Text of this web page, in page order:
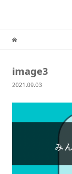
image3
2021.09.03